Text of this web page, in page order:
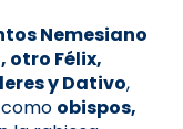
Nemesiano
otro Félix,
y Dativo,
obispos,